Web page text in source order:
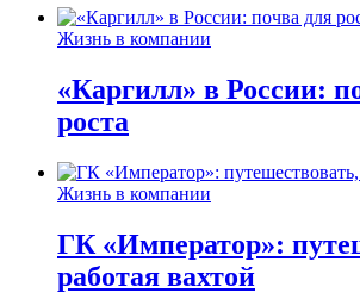
Жизнь в компании
«Каргилл» в России:
роста
Жизнь в компании
ГК «Император»:
работая вахтой